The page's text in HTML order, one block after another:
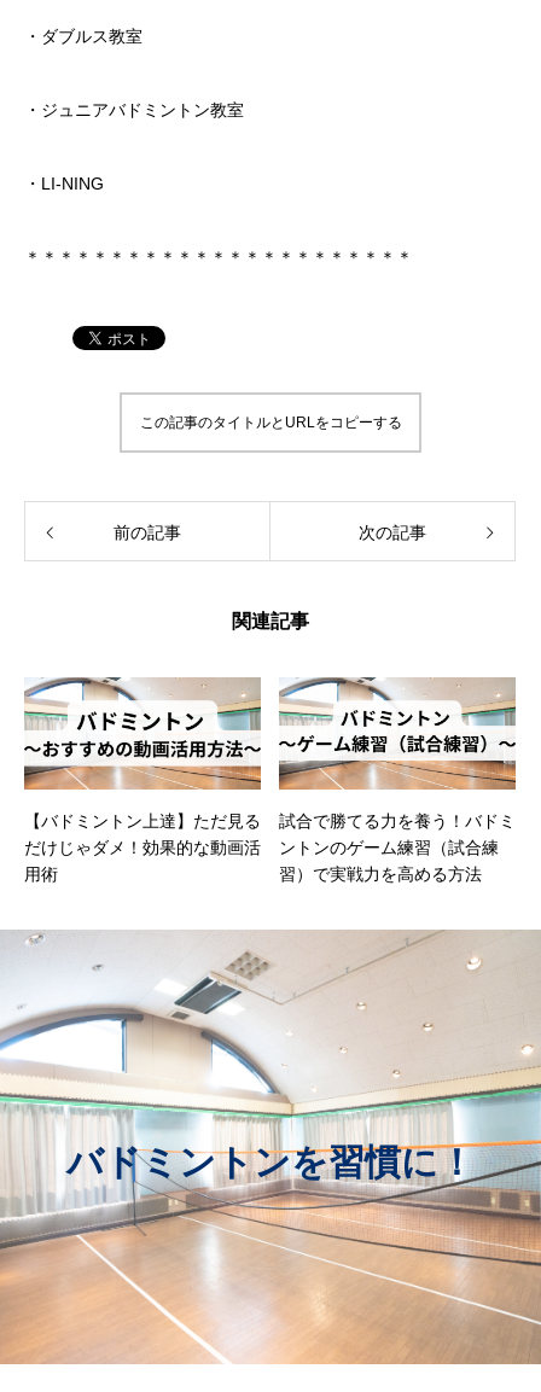
・ダブルス教室
・ジュニアバドミントン教室
・LI-NING
＊＊＊＊＊＊＊＊＊＊＊＊＊＊＊＊＊＊＊＊＊＊＊
この記事のタイトルとURLをコピーする
前の記事 次の記事
関連記事
【バドミントン上達】ただ見る
だけじゃダメ！効果的な動画活
用術
試合で勝てる力を養う！バドミ
ントンのゲーム練習（試合練
習）で実戦力を高める方法
バドミントンを習慣に！